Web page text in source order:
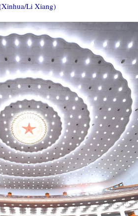
Li Xiang)